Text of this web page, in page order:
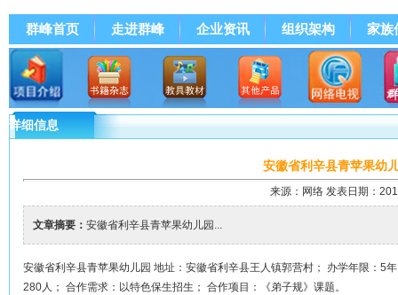
群峰首页 走进群峰 企业资讯 组织架构 家族
群峰直播
详细信息
安徽省利辛县青苹果幼
来源：网络 发表日期：
文章摘要： 安徽省利辛县青苹果幼儿园...
安徽省利辛县青苹果幼儿园 地址：安徽省利辛县王人镇郭营村； 办学年限：5
280人； 合作需求：以特色保生招生； 合作项目：《弟子规》课题。